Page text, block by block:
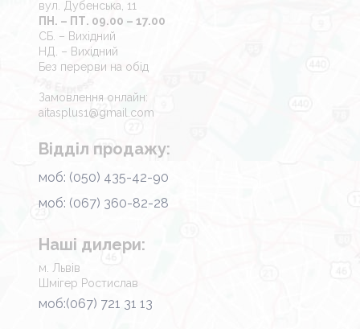
вул. Дубенська, 11
ПН. – ПТ. 09.00 – 17.00
СБ. – Вихідний
НД. – Вихідний
Без перерви на обід
Замовлення онлайн:
aitasplus1@gmail.com
Відділ продажу:
моб: (050) 435-42-90
моб: (067) 360-82-28
Наші дилери:
м. Львів
Шмігер Ростислав
моб:(067) 721 31 13